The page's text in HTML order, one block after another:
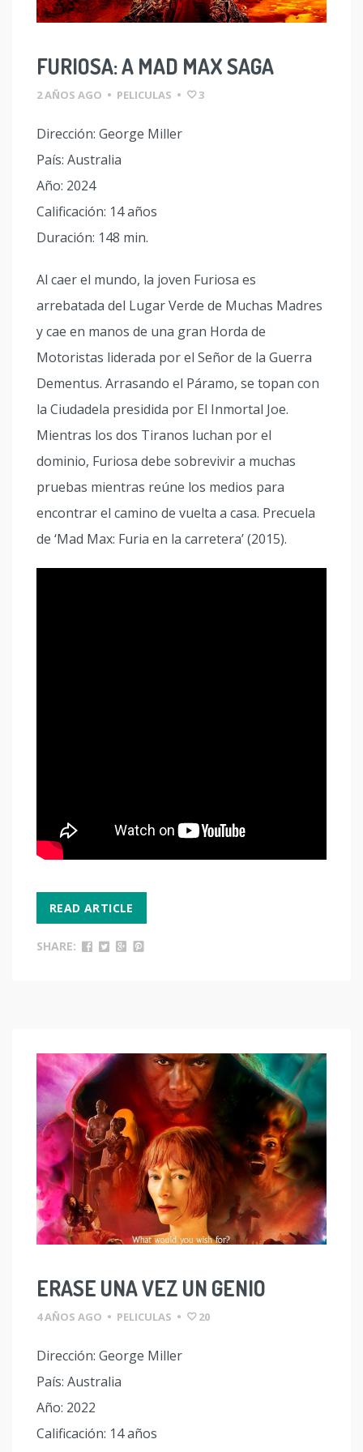
FURIOSA: A MAD MAX SAGA
2 AÑOS AGO • PELICULAS • 3
Dirección: George Miller
País: Australia
Año: 2024
Calificación: 14 años
Duración: 148 min.
Al caer el mundo, la joven Furiosa es
arrebatada del Lugar Verde de Muchas Madres
y cae en manos de una gran Horda de
Motoristas liderada por el Señor de la Guerra
Dementus. Arrasando el Páramo, se topan con
la Ciudadela presidida por El Inmortal Joe.
Mientras los dos Tiranos luchan por el
dominio, Furiosa debe sobrevivir a muchas
pruebas mientras reúne los medios para
encontrar el camino de vuelta a casa. Precuela
de ‘Mad Max: Furia en la carretera’ (2015).
READ ARTICLE
SHARE:
ERASE UNA VEZ UN GENIO
4 AÑOS AGO • PELICULAS • 20
Dirección: George Miller
País: Australia
Año: 2022
Calificación: 14 años